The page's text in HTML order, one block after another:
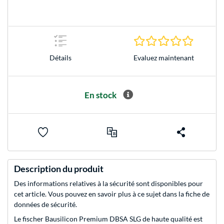
Détails Evaluez maintenant
En stock
Description du produit
Des informations relatives à la sécurité sont disponibles pour
cet article. Vous pouvez en savoir plus à ce sujet dans la fiche de
données de sécurité.
Le fischer Bausilicon Premium DBSA SLG de haute qualité est